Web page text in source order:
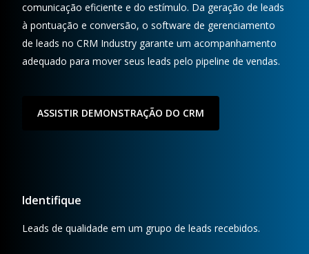
comunicação eficiente e do estímulo. Da geração de leads
à pontuação e conversão, o software de gerenciamento
de leads no CRM Industry garante um acompanhamento
adequado para mover seus leads pelo pipeline de vendas.
ASSISTIR DEMONSTRAÇÃO DO CRM
Identifique
Leads de qualidade em um grupo de leads recebidos.